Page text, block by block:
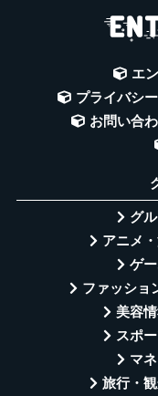
エ
プライバシ
お問い合
グ
アニメ
ゲ
ファッショ
美容
スポ
マ
旅行・